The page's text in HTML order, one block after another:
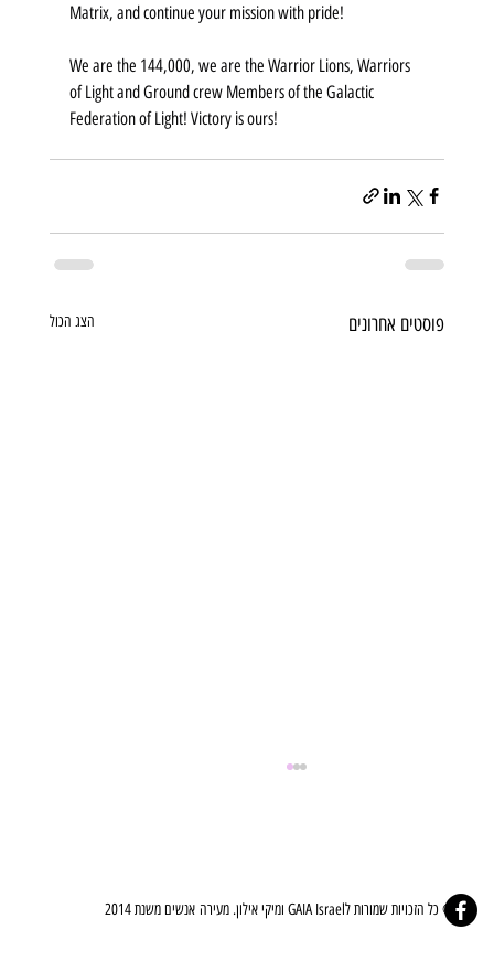
Matrix, and continue your mission with pride!
We are the 144,000, we are the Warrior Lions, Warriors
of Light and Ground crew Members of the Galactic
Federation of Light! Victory is ours!
פוסטים אחרונים הצג הכול
© כל הזכויות שמורות לGAIA Israel ומיקי אילון. מעירה אנשים משנת 2014